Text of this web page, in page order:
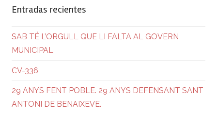
Entradas recientes
SAB TÉ L’ORGULL QUE LI FALTA AL GOVERN
MUNICIPAL
CV-336
29 ANYS FENT POBLE. 29 ANYS DEFENSANT SANT
ANTONI DE BENAIXEVE.